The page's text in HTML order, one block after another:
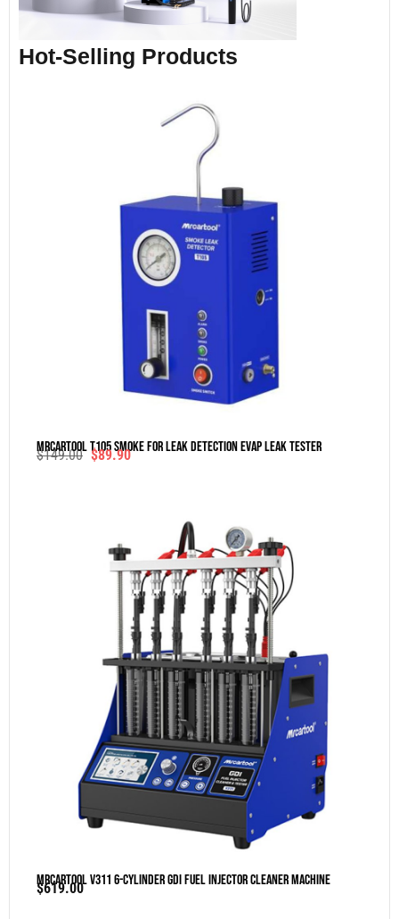
Hot-Selling Products
MRCARTOOL T105 Smoke For Leak Detection Evap Leak Tester
$149.00 $89.90
MRCARTOOL V311 6-Cylinder GDI Fuel Injector Cleaner Machine
$619.00